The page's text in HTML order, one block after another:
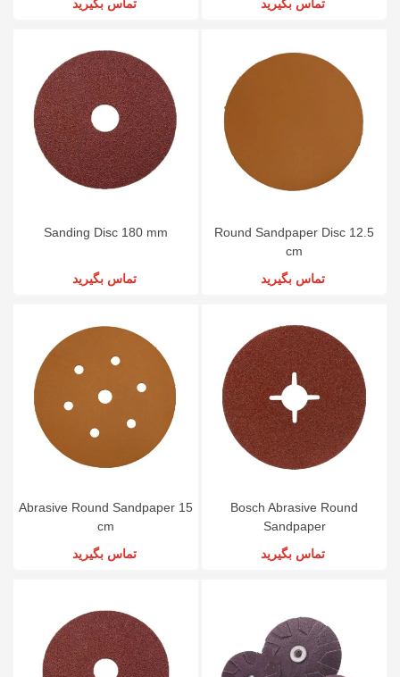
تماس بگیرید تماس بگیرید
Sanding Disc 180 mm
تماس بگیرید
Round Sandpaper Disc 12.5
cm
تماس بگیرید
Abrasive Round Sandpaper 15
cm
تماس بگیرید
Bosch Abrasive Round
Sandpaper
تماس بگیرید